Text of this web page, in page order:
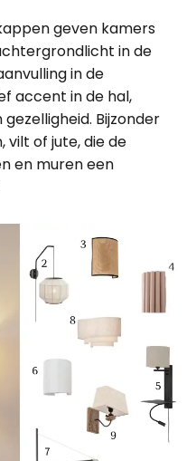
geven kamers
in de
in de
accent in de hal,
Bijzonder
vilt of jute, die de
en muren een